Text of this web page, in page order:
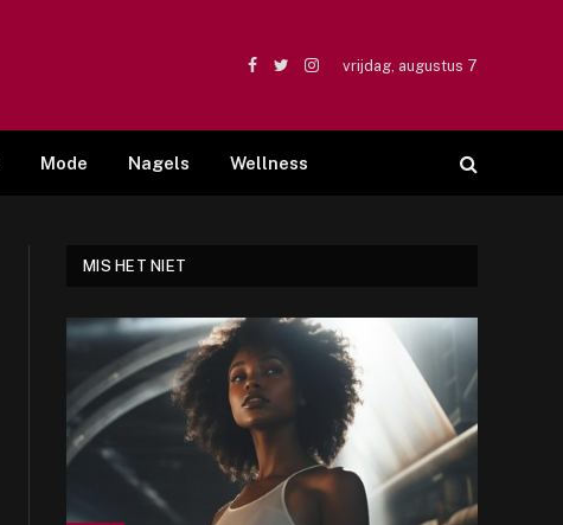
Facebook
TwitterInstagram
vrijdag, augustus 7
Mode Nagels Wellness
MIS HET NIET